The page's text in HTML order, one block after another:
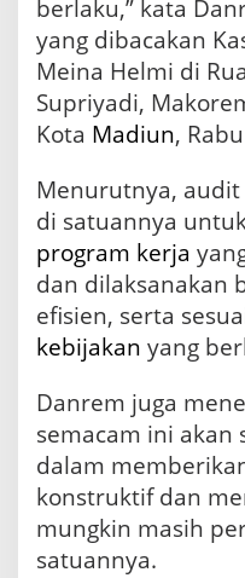
berlaku,” kata
yang dibacakan
Meina Helmi di
Supriyadi,
Kota Madiun,
Menurutnya,
di satuannya
program kerja
dan dilaksanakan
efisien, serta
kebijakan yang
Danrem juga
semacam ini akan
dalam
konstruktif dan
mungkin masih
satuannya.